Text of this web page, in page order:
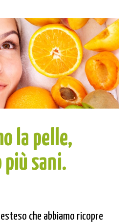
la pelle,
sani.
che abbiamo ricopre